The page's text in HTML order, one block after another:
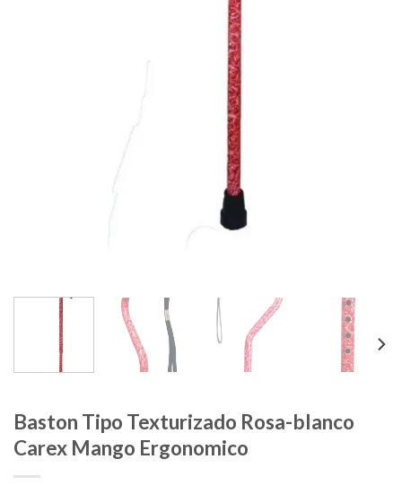
Baston Tipo Texturizado Rosa-blanco
Carex Mango Ergonomico